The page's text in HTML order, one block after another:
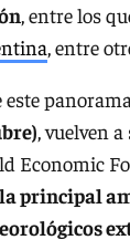
, entre los
, entre
este
, vuelven
Economic
principal